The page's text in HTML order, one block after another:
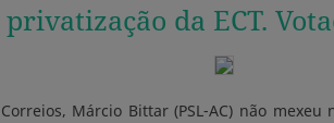
da ECT.
Márcio Bittar (PSL-AC) não